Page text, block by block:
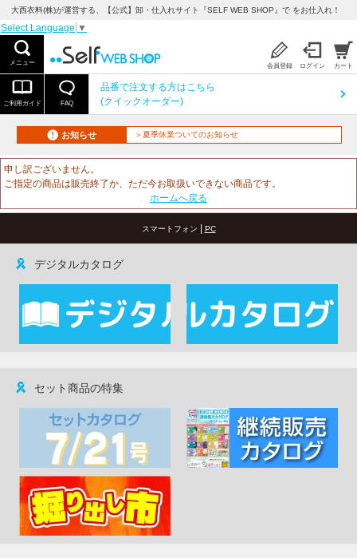
大西衣料(株)が運営する、【公式】卸・仕入れサイト『SELF WEB SHOP』で をお仕入れ！
Select Language ▼
メニュー 会員登録 ログイン カート
ご利用ガイド FAQ
品番で注文する方はこちら
(クイックオーダー)
お知らせ ＞夏季休業ついてのお知らせ
申し訳ございません。
ご指定の商品は販売終了か、ただ今お取扱いできない商品です。
ホームへ戻る
スマートフォン | PC
デジタルカタログ
セット商品の特集